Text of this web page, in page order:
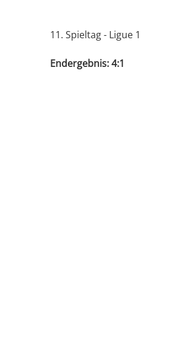
11. Spieltag - Ligue 1
Endergebnis: 4:1